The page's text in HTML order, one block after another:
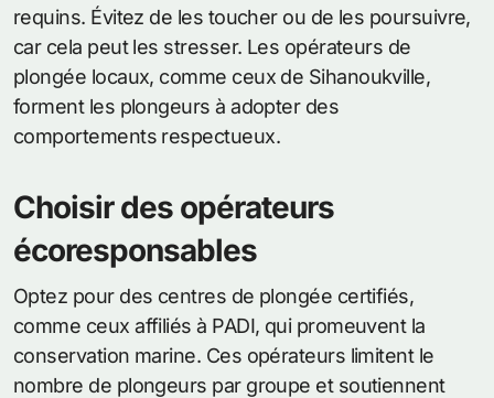
requins. Évitez de les toucher ou de les poursuivre,
car cela peut les stresser. Les opérateurs de
plongée locaux, comme ceux de Sihanoukville,
forment les plongeurs à adopter des
comportements respectueux.
Choisir des opérateurs
écoresponsables
Optez pour des centres de plongée certifiés,
comme ceux affiliés à PADI, qui promeuvent la
conservation marine. Ces opérateurs limitent le
nombre de plongeurs par groupe et soutiennent